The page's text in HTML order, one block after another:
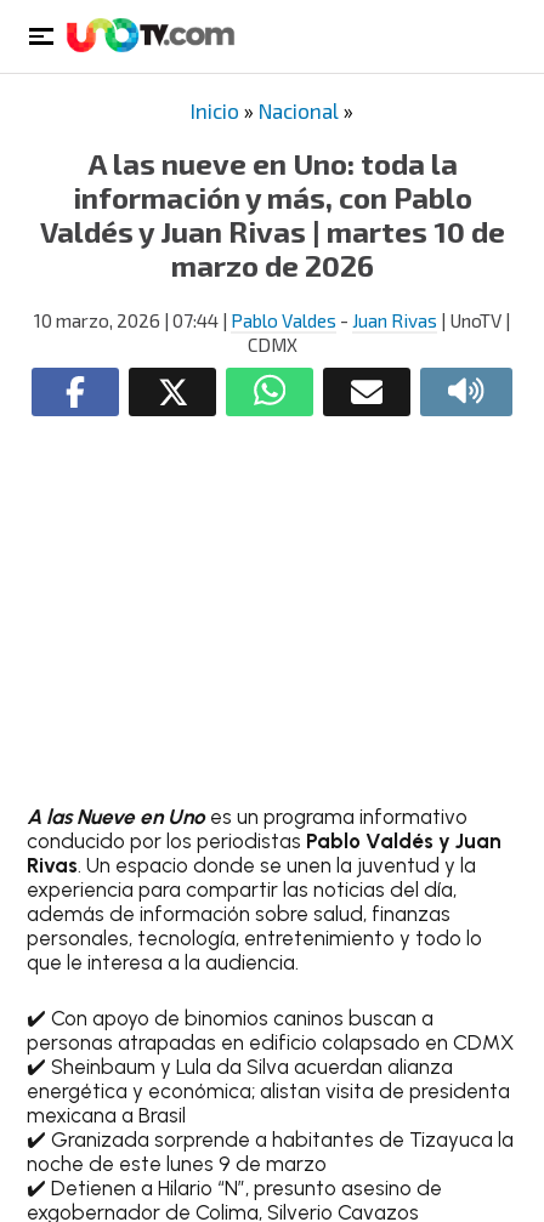
Inicio » Nacional »
A las nueve en Uno: toda la
información y más, con Pablo
Valdés y Juan Rivas | martes 10 de
marzo de 2026
10 marzo, 2026 | 07:44 | Pablo Valdes - Juan Rivas | UnoTV |
CDMX
A las Nueve en Unoes un programa informativo
conducido por los periodistas Pablo Valdés y Juan
Rivas. Un espacio donde se unen la juventud y la
experiencia para compartir las noticias del día,
además de información sobre salud, finanzas
personales, tecnología, entretenimiento y todo lo
que le interesa a la audiencia.
✔️ Con apoyo de binomios caninos buscan a
personas atrapadas en edificio colapsado en CDMX
✔️ Sheinbaum y Lula da Silva acuerdan alianza
energética y económica; alistan visita de presidenta
mexicana a Brasil
✔️ Granizada sorprende a habitantes de Tizayuca la
noche de este lunes 9 de marzo
✔️ Detienen a Hilario “N”, presunto asesino de
exgobernador de Colima, Silverio Cavazos